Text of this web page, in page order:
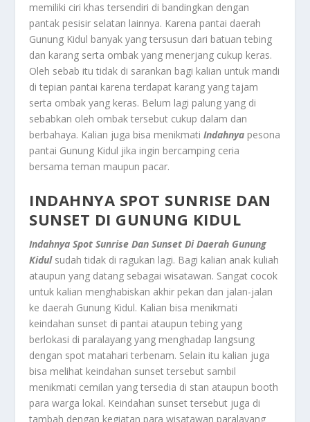
memiliki ciri khas tersendiri di bandingkan dengan
pantak pesisir selatan lainnya. Karena pantai daerah
Gunung Kidul banyak yang tersusun dari batuan tebing
dan karang serta ombak yang menerjang cukup keras.
Oleh sebab itu tidak di sarankan bagi kalian untuk mandi
di tepian pantai karena terdapat karang yang tajam
serta ombak yang keras. Belum lagi palung yang di
sebabkan oleh ombak tersebut cukup dalam dan
berbahaya. Kalian juga bisa menikmatiIndahnya pesona
pantai Gunung Kidul jika ingin bercamping ceria
bersama teman maupun pacar.
INDAHNYA SPOT SUNRISE DAN
SUNSET DI GUNUNG KIDUL
Indahnya Spot Sunrise Dan Sunset Di Daerah Gunung
Kidul sudah tidak di ragukan lagi. Bagi kalian anak kuliah
ataupun yang datang sebagai wisatawan. Sangat cocok
untuk kalian menghabiskan akhir pekan dan jalan-jalan
ke daerah Gunung Kidul. Kalian bisa menikmati
keindahan sunset di pantai ataupun tebing yang
berlokasi di paralayang yang menghadap langsung
dengan spot matahari terbenam. Selain itu kalian juga
bisa melihat keindahan sunset tersebut sambil
menikmati cemilan yang tersedia di stan ataupun booth
para warga lokal. Keindahan sunset tersebut juga di
tambah dengan kegiatan para wisatawan paralayang